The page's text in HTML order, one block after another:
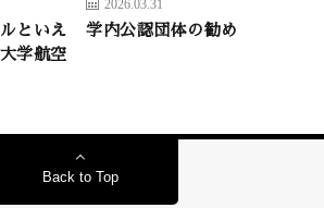
といえ
学航空
2026.03.31
学内公認団体の勧め
Back to Top